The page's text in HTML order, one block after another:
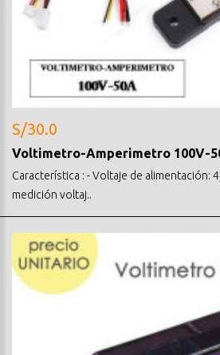
S/30.0
Voltimetro-Amperimetro 100V-
Característica : - Voltaje de alimentación:
medición voltaj..